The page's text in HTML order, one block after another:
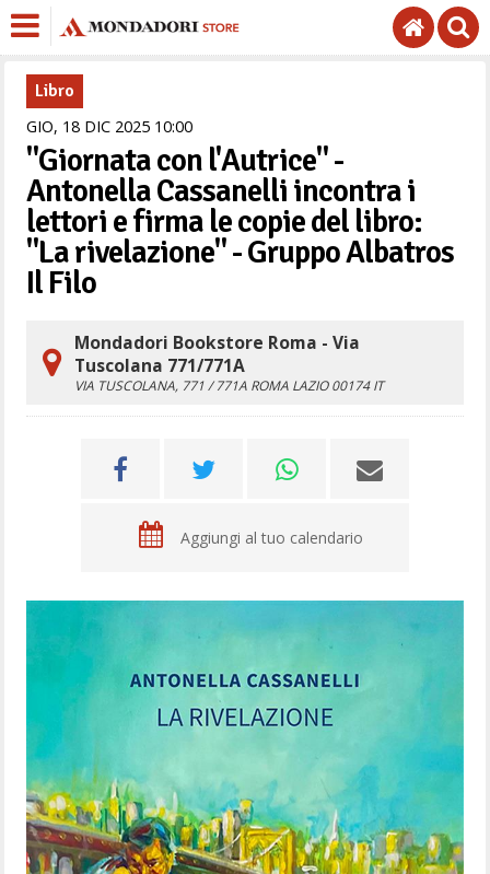
Libro
GIO, 18 DIC 2025 1000
"Giornata con l'Autrice" -
Antonella Cassanelli incontra i
lettori e firma le copie del libro:
"La rivelazione" - Gruppo Albatros
Il Filo
Mondadori Bookstore Roma - Via
Tuscolana 771/771A
VIA TUSCOLANA, 771 / 771A ROMA LAZIO 00174 IT
Aggiungi al tuo calendario